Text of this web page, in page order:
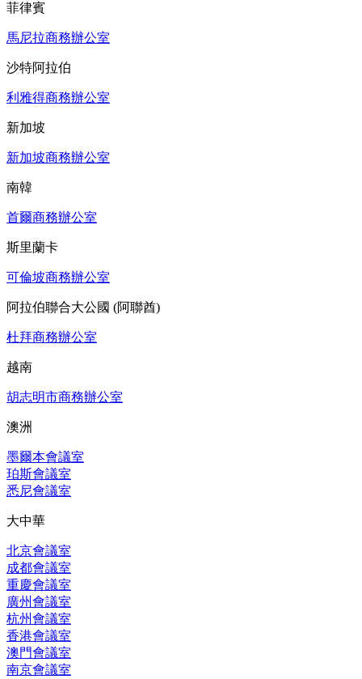
菲律賓
馬尼拉商務辦公室
沙特阿拉伯
利雅得商務辦公室
新加坡
新加坡商務辦公室
南韓
首爾商務辦公室
斯里蘭卡
可倫坡商務辦公室
阿拉伯聯合大公國 (阿聯酋)
杜拜商務辦公室
越南
胡志明市商務辦公室
澳洲
墨爾本會議室
珀斯會議室
悉尼會議室
大中華
北京會議室
成都會議室
重慶會議室
廣州會議室
杭州會議室
香港會議室
澳門會議室
南京會議室